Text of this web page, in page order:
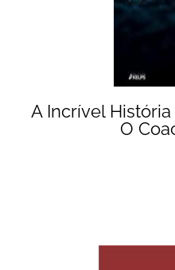
A Incrível
O